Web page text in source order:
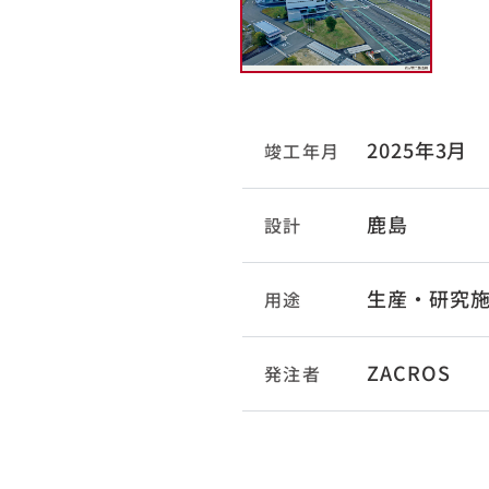
竣工年月 2025年3月
設計 鹿島
用途 生産・研究
発注者 ZACROS